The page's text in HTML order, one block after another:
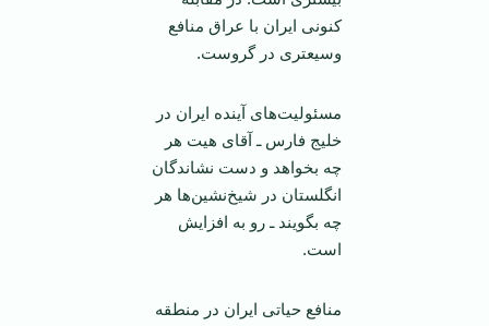
کنونی ایران با عراق منافع
وسیعتری در گروست.
مسئولیت‌های آینده ایران در
خلیج فارس ـ آقای هیت هر
چه بخواهد و دست نشاندگان
انگلستان در شیخ‌نشین‌ها هر
چه بگویند ـ رو به افزایش
است.
منافع حیاتی ایران در منطقه